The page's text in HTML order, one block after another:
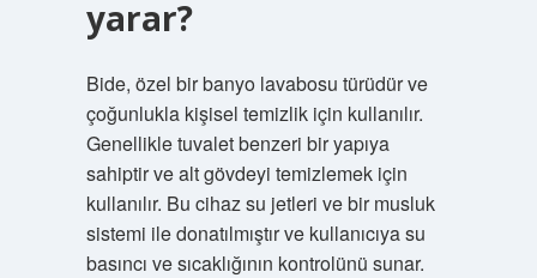
yarar?
Bide, özel bir banyo lavabosu türüdür ve
çoğunlukla kişisel temizlik için kullanılır.
Genellikle tuvalet benzeri bir yapıya
sahiptir ve alt gövdeyi temizlemek için
kullanılır. Bu cihaz su jetleri ve bir musluk
sistemi ile donatılmıştır ve kullanıcıya su
basıncı ve sıcaklığının kontrolünü sunar.